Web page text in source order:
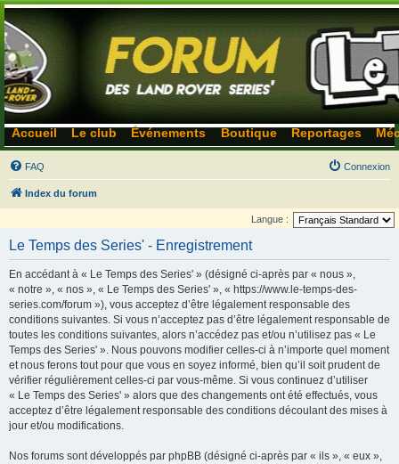
Accueil Le club Événements Boutique Reportages
FAQ Connexion
Index du forum
Langue :
Le Temps des Series' - Enregistrement
En accédant à « Le Temps des Series' » (désigné ci-après par « nous »,
« notre », « nos », « Le Temps des Series' », « https://www.le-temps-des-
series.com/forum »), vous acceptez d’être légalement responsable des
conditions suivantes. Si vous n’acceptez pas d’être légalement responsable de
toutes les conditions suivantes, alors n’accédez pas et/ou n’utilisez pas « Le
Temps des Series' ». Nous pouvons modifier celles-ci à n’importe quel moment
et nous ferons tout pour que vous en soyez informé, bien qu’il soit prudent de
vérifier régulièrement celles-ci par vous-même. Si vous continuez d’utiliser
« Le Temps des Series' » alors que des changements ont été effectués, vous
acceptez d’être légalement responsable des conditions découlant des mises à
jour et/ou modifications.
Nos forums sont développés par phpBB (désigné ci-après par « ils », « eux »,